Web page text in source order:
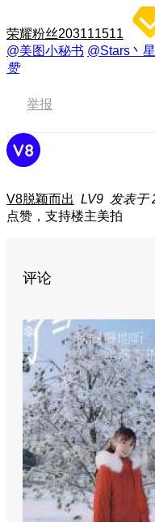
荣耀粉丝203111511
@美图小秘书 @Stars丶
赞
举报
V8脱颖而出 LV9 发表于
点赞，支持楼主美拍
评论